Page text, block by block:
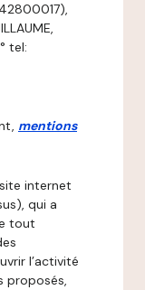
tel:
mentions
internet
qui a
tout
l’activité
proposés,